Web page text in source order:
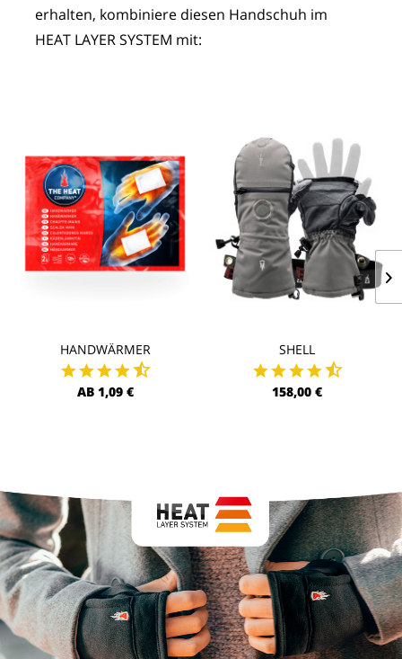
HANDWÄRMER
AB 1,09 €
SHELL
158,00 €
erhalten, kombiniere diesen Handschuh im
HEAT LAYER SYSTEM mit: